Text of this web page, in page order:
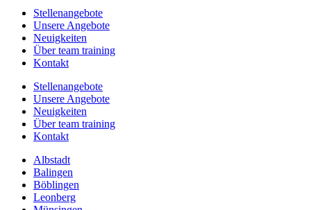
Stellenangebote
Unsere Angebote
Neuigkeiten
Über team training
Kontakt
Stellenangebote
Unsere Angebote
Neuigkeiten
Über team training
Kontakt
Albstadt
Balingen
Böblingen
Leonberg